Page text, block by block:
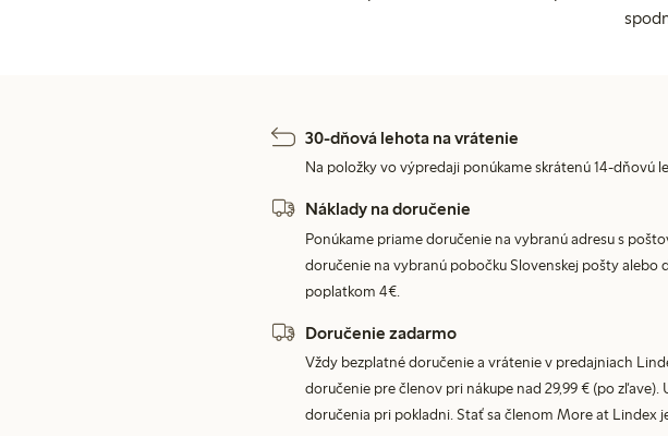
30-dňová lehota na vrátenie
Na položky vo výpredaji ponúkame skrátenú 14-dňovú
Náklady na doručenie
Ponúkame priame doručenie na vybranú adresu s
doručenie na vybranú pobočku Slovenskej pošty alebo
poplatkom 4€.
Doručenie zadarmo
Vždy bezplatné doručenie a vrátenie v predajniach
doručenie pre členov pri nákupe nad 29,99 € (po
doručenia pri pokladni. Stať sa členom More at Lindex